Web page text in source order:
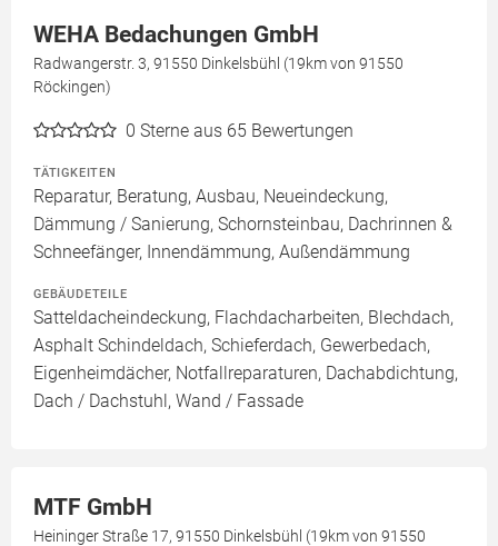
WEHA Bedachungen GmbH
Radwangerstr. 3, 91550 Dinkelsbühl (19km von 91550
Röckingen)
0 Sterne aus 65 Bewertungen
TÄTIGKEITEN
Reparatur, Beratung, Ausbau, Neueindeckung,
Dämmung / Sanierung, Schornsteinbau, Dachrinnen &
Schneefänger, Innendämmung, Außendämmung
GEBÄUDETEILE
Satteldacheindeckung, Flachdacharbeiten, Blechdach,
Asphalt Schindeldach, Schieferdach, Gewerbedach,
Eigenheimdächer, Notfallreparaturen, Dachabdichtung,
Dach / Dachstuhl, Wand / Fassade
MTF GmbH
Heininger Straße 17, 91550 Dinkelsbühl (19km von 91550